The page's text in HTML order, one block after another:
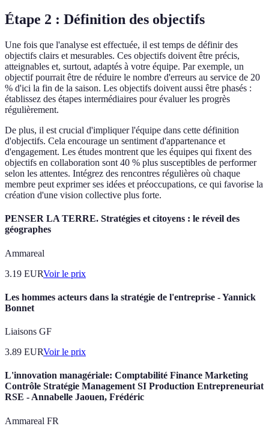
Étape 2 : Définition des objectifs
Une fois que l'analyse est effectuée, il est temps de définir des
objectifs clairs et mesurables. Ces objectifs doivent être précis,
atteignables et, surtout, adaptés à votre équipe. Par exemple, un
objectif pourrait être de réduire le nombre d'erreurs au service de 20
% d'ici la fin de la saison. Les objectifs doivent aussi être phasés :
établissez des étapes intermédiaires pour évaluer les progrès
régulièrement.
De plus, il est crucial d'impliquer l'équipe dans cette définition
d'objectifs. Cela encourage un sentiment d'appartenance et
d'engagement. Les études montrent que les équipes qui fixent des
objectifs en collaboration sont 40 % plus susceptibles de performer
selon les attentes. Intégrez des rencontres régulières où chaque
membre peut exprimer ses idées et préoccupations, ce qui favorise la
création d'une vision collective plus forte.
PENSER LA TERRE. Stratégies et citoyens : le réveil des
géographes
Ammareal
3.19 EURVoir le prix
Les hommes acteurs dans la stratégie de l'entreprise - Yannick
Bonnet
Liaisons GF
3.89 EURVoir le prix
L'innovation managériale: Comptabilité Finance Marketing
Contrôle Stratégie Management SI Production Entrepreneuriat
RSE - Annabelle Jaouen, Frédéric
Ammareal FR